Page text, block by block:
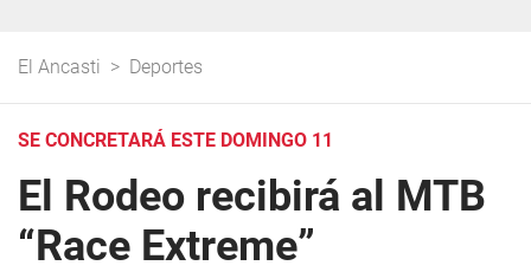
El Ancasti > Deportes
SE CONCRETARÁ ESTE DOMINGO 11
El Rodeo recibirá al MTB
“Race Extreme”